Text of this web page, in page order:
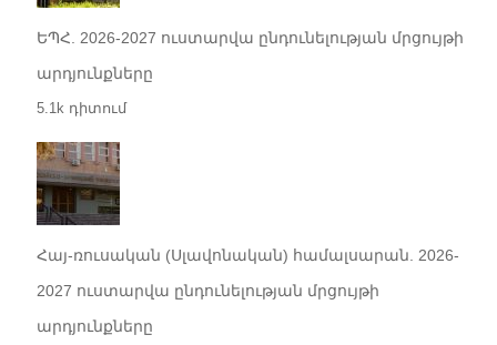
ԵՊՀ. 2026-2027 ուստարվա ընդունելության մրցույթի
արդյունքները
5.1k դիտում
Հայ-ռուսական (Սլավոնական) համալսարան. 2026-
2027 ուստարվա ընդունելության մրցույթի
արդյունքները